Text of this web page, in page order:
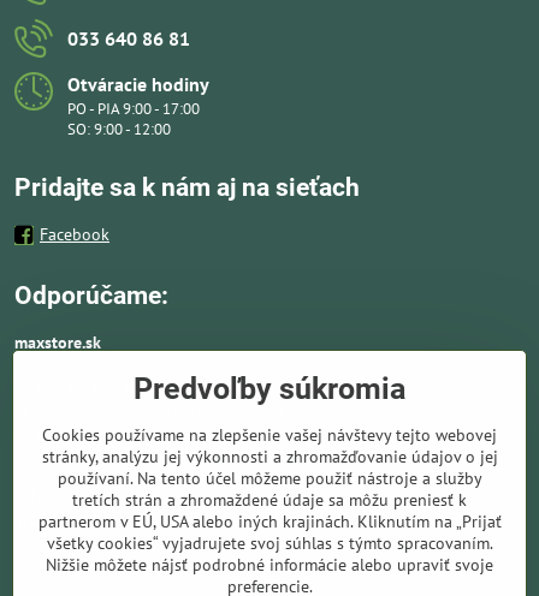
033 640 86 81
Otváracie hodiny
PO - PIA 9:00 - 17:00
SO: 9:00 - 12:00
Pridajte sa k nám aj na sieťach
Facebook
Odporúčame:
maxstore.sk
Kvalitné nafukovacie člny a lodné elektromotory
vhodné aj k moru a doplnky ako záchranné vesty,
pádla, kotvy a vybavenie pre vodnú turistiku.
Ponúkame solárne panely a nabíjače. Kompletné
solárne systémy ideálne pre lode, karavany,
elektromotory, kemping a všade tam kde chýba bežné sieťové
napájanie.
Predvoľby súkromia
Cookies používame na zlepšenie vašej návštevy tejto webovej
stránky, analýzu jej výkonnosti a zhromažďovanie údajov o jej
používaní. Na tento účel môžeme použiť nástroje a služby
tretích strán a zhromaždené údaje sa môžu preniesť k
partnerom v EÚ, USA alebo iných krajinách. Kliknutím na „Prijať
všetky cookies“ vyjadrujete svoj súhlas s týmto spracovaním.
Nižšie môžete nájsť podrobné informácie alebo upraviť svoje
preferencie.